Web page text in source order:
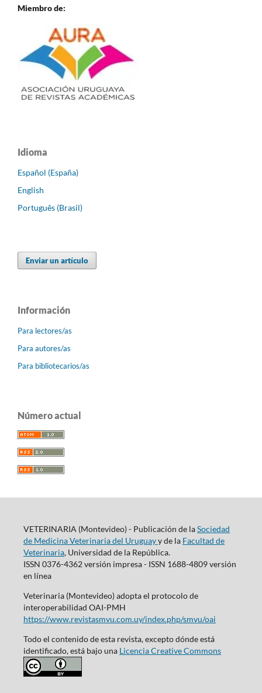
Miembro de:
Idioma
Español (España)
English
Português (Brasil)
Enviar un artículo
Información
Para lectores/as
Para autores/as
Para bibliotecarios/as
Número actual
VETERINARIA (Montevideo) - Publicación de laSociedad
de Medicina Veterinaria del Uruguayy de la Facultad de
Veterinaria, Universidad de la República.
ISSN 0376-4362 versión impresa - ISSN 1688-4809 versión
en línea
Veterinaria (Montevideo) adopta el protocolo de
interoperabilidad OAI-PMH
https://www.revistasmvu.com.uy/index.php/smvu/oai
Todo el contenido de esta revista, excepto dónde está
identificado, está bajo una Licencia Creative Commons